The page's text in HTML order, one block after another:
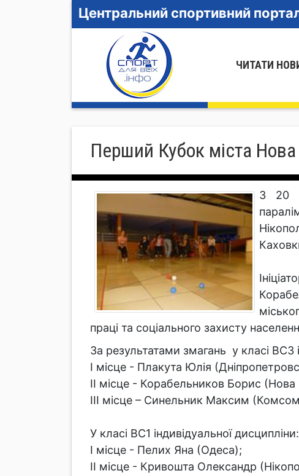
Центральний спортивний
ЧИТАТИ
Перший Кубок міста Нова
З 20
праці та соціального захисту
За результатами змагань у класі ВС3
І місце - Плакута Юлія
ІІ місце - Корабельников Борис
ІІІ місце – Синельник Максим
У класі ВС1 індивідуальної дисципліни:
І місце - Пелих Яна (Одеса);
ІІ місце - Кривошта Олександр